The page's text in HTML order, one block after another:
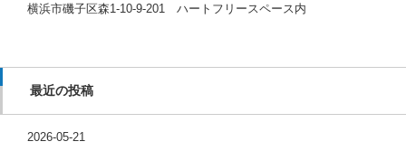
横浜市磯子区森1-10-9-201 ハートフリースペース内
最近の投稿
2026-05-21